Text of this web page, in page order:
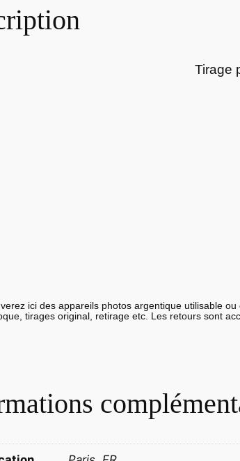
Tirage
ici des appareils photos argentique utilisable
tirages original, retirage etc. Les retours sont